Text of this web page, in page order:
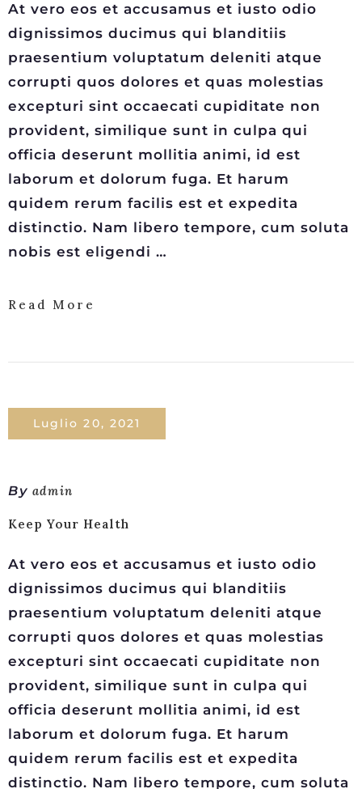
At vero eos et accusamus et iusto odio
dignissimos ducimus qui blanditiis
praesentium voluptatum deleniti atque
corrupti quos dolores et quas molestias
excepturi sint occaecati cupiditate non
provident, similique sunt in culpa qui
officia deserunt mollitia animi, id est
laborum et dolorum fuga. Et harum
quidem rerum facilis est et expedita
distinctio. Nam libero tempore, cum soluta
nobis est eligendi …
Read More
Luglio 20, 2021
By admin
Keep Your Health
At vero eos et accusamus et iusto odio
dignissimos ducimus qui blanditiis
praesentium voluptatum deleniti atque
corrupti quos dolores et quas molestias
excepturi sint occaecati cupiditate non
provident, similique sunt in culpa qui
officia deserunt mollitia animi, id est
laborum et dolorum fuga. Et harum
quidem rerum facilis est et expedita
distinctio. Nam libero tempore, cum soluta